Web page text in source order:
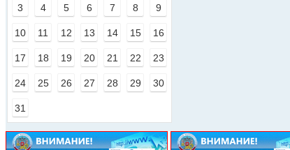
3 4 5 6 7 8 9
10 11 12 13 14 15 16
17 18 19 20 21 22 23
24 25 26 27 28 29 30
31